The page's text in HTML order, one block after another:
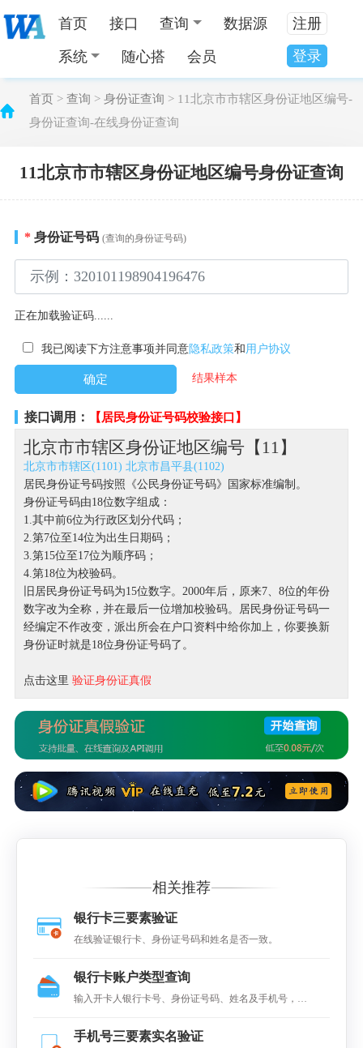
首页 接口 查询 数据源
系统 随心搭 会员
注册
登录
首页 > 查询 > 身份证查询 > 11北京市市辖区身份证地区编号-
身份证查询-在线身份证查询
11北京市市辖区身份证地区编号身份证查询
* 身份证号码 (查询的身份证号码)
正在加载验证码......
我已阅读下方注意事项并同意隐私政策和 用户协议
结果样本
接口调用： 【居民身份证号码校验接口】
北京市市辖区身份证地区编号【11】
北京市市辖区(1101) 北京市昌平县(1102)
居民身份证号码按照《公民身份证号码》国家标准编制。
身份证号码由18位数字组成：
1.其中前6位为行政区划分代码；
2.第7位至14位为出生日期码；
3.第15位至17位为顺序码；
4.第18位为校验码。
旧居民身份证号码为15位数字。2000年后，原来7、8位的年份
数字改为全称，并在最后一位增加校验码。居民身份证号码一
经编定不作改变，派出所会在户口资料中给你加上，你要换新
身份证时就是18位身份证号码了。
点击这里 验证身份证真假
相关推荐
银行卡三要素验证
在线验证银行卡、身份证号码和姓名是否一致。
银行卡账户类型查询
输入开卡人银行卡号、身份证号码、姓名及手机号，查
手机号三要素实名验证